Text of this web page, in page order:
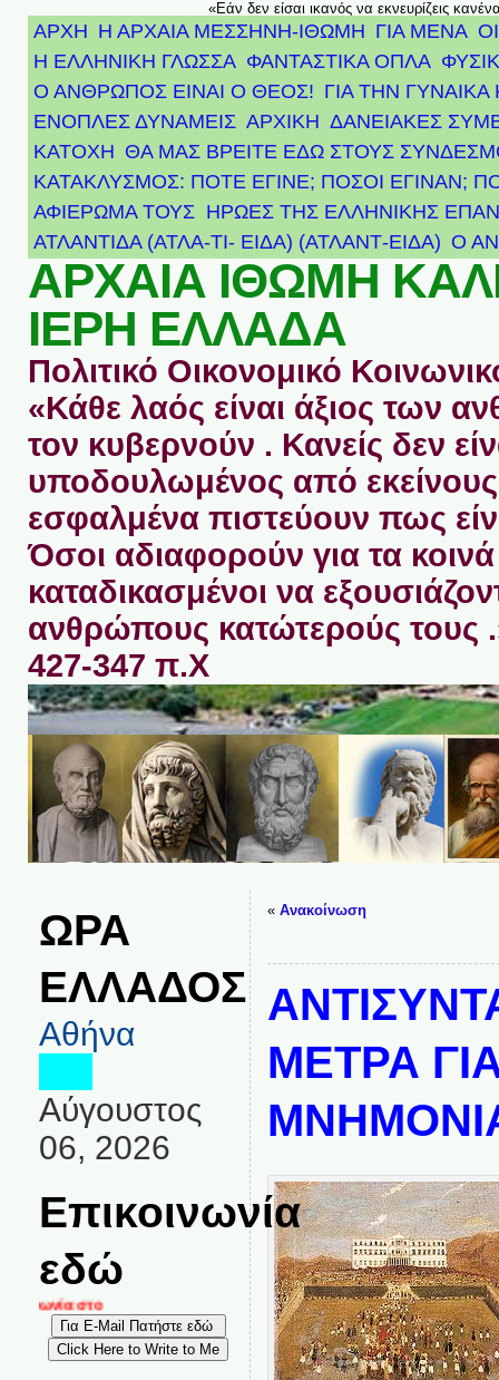
«Εάν δεν είσαι ικανός να εκνευρίζεις
ΑΡΧΗ Η ΑΡΧΑΙΑ ΜΕΣΣΗΝΗ-ΙΘΩΜΗ ΓΙΑ ΜΕΝΑ
Η ΕΛΛΗΝΙΚΗ ΓΛΩΣΣΑ ΦΑΝΤΑΣΤΙΚΑ ΟΠΛΑ
Ο ΑΝΘΡΩΠΟΣ ΕΙΝΑΙ Ο ΘΕΟΣ! ΓΙΑ ΤΗΝ ΓΥΝΑΙΚΑ
ΕΝΟΠΛΕΣ ΔΥΝΑΜΕΙΣ ΑΡΧΙΚΉ ΔΑΝΕΙΑΚΕΣ
ΚΑΤΟΧΗ ΘΑ ΜΑΣ ΒΡΕΙΤΕ ΕΔΩ ΣΤΟΥΣ
ΚΑΤΑΚΛΥΣΜΟΣ: ΠΟΤΕ ΕΓΙΝΕ; ΠΟΣΟΙ ΕΓΙΝΑΝ;
ΑΦΙΈΡΩΜΑ ΤΟΥΣ ΉΡΩΕΣ ΤΗΣ ΕΛΛΗΝΙΚΉΣ
ΑΤΛΑΝΤΊΔΑ (ΑΤΛΑ-ΤΙ- ΕΙΔΑ) (ΑΤΛΑΝΤ-ΕΙΔΑ) Ο
ΑΡΧΑΙΑ ΙΘΩΜΗ
ΙΕΡΗ ΕΛΛΑΔΑ
Πολιτικό Οικονομικό
«Κάθε λαός είναι άξιος των
τον κυβερνούν . Κανείς δεν
υποδουλωμένος από
εσφαλμένα πιστεύουν πως
Όσοι αδιαφορούν για τα κοινά
καταδικασμένοι να
ανθρώπους κατώτερούς τους
427-347 π.Χ
ΩΡΑ
ΕΛΛΑΔΟΣ
Αθήνα
Αύγουστος
06, 2026
Επικοινωνία
εδώ
στο
« Ανακοίνωση
ΜΕΤΡΑ